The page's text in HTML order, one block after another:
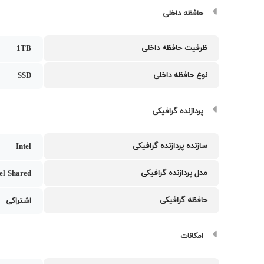
حافظه داخلی
ظرفیت حافظه داخلی 1TB
نوع حافظه داخلی SSD
پردازنده گرافیکی
سازنده پردازنده گرافیکی Intel
مدل پردازنده گرافیکی Shared
حافظه گرافیکی اشتراکی
امکانات